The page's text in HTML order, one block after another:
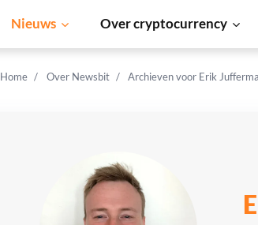
Nieuws Over cryptocurrency
Home Over Newsbit Archieven voor Erik